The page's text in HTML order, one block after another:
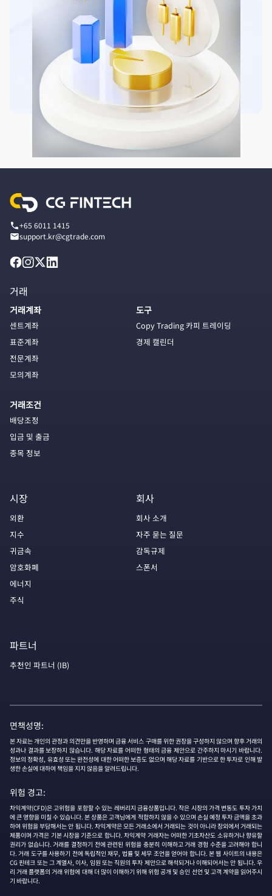
+65 6011 1415
support.kr@cgtrade.com
거래
거래계좌
센트계좌
표준계좌
전문계좌
모의계좌
거래조건
배당조정
입금 및 출금
종목 정보
도구
Copy Trading 카피 트레이딩
경제 캘린더
시장
외환
지수
귀금속
암호화폐
에너지
주식
회사
회사 소개
자주 묻는 질문
감독규제
스폰서
파트너
추천인 파트너 (IB)
면책성명:
본 자료는 개인의 관정과 의견만을 반영하며 금융 서비스 구매를 위한 권장을 구성하지 않으며 향후 거래의
성과나 결과를 보장하지 않습니다. 해당 자료를 어떠한 형태의 금융 제안으로 간주하지 마시기 바랍니다.
정보의 정확성, 유효성 또는 완전성에 대한 어떠한 보증도 없으며 해당 자료를 기반으로 한 투자로 인해 발
생한 손실에 대하여 책임을 지지 않음을 알려드립니다.
위험 경고:
차익계약(CFD)은 고위험을 포함할 수 있는 레버리지 금융상품입니다. 작은 시장의 가격 변동도 투자 가치
에 큰 영향을 미칠 수 있습니다. 본 상품은 고객님에게 적합하지 않을 수 있으며 손실 예정 투자 금액을 초과
하여 위험을 부담해서는 안 됩니다. 차익계약은 모든 거래소에서 거래되는 것이 아니라 장외에서 거래되는
제품이며 가격은 기본 시장을 기준으로 합니다. 차익계약 거래자는 어떠한 기초자산도 소유하거나 향유할
권리가 없습니다. 거래를 결정하기 전에 관련된 위험을 충분히 이해하고 거래 경험 수준을 고려해야 합니
다. 거래 도구를 사용하기 전에 독립적인 재무, 법률 및 세무 조언을 얻어야 합니다. 본 웹 사이트의 내용은
CG 핀테크 또는 그 계열사, 이사, 임원 또는 직원의 투자 제안으로 해석되거나 이해되어서는 안 됩니다. 우
리 거래 플랫폼의 거래 위험에 대해 더 많이 이해하기 위해 위험 공개 및 승인 선언 및 고객 계약을 읽어주시
기 바랍니다.